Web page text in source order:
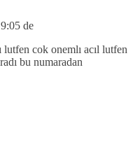
de
cok onemlı acıl lutfen
bu numaradan